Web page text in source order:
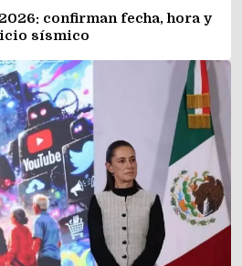
confirman fecha, hora y
sísmico